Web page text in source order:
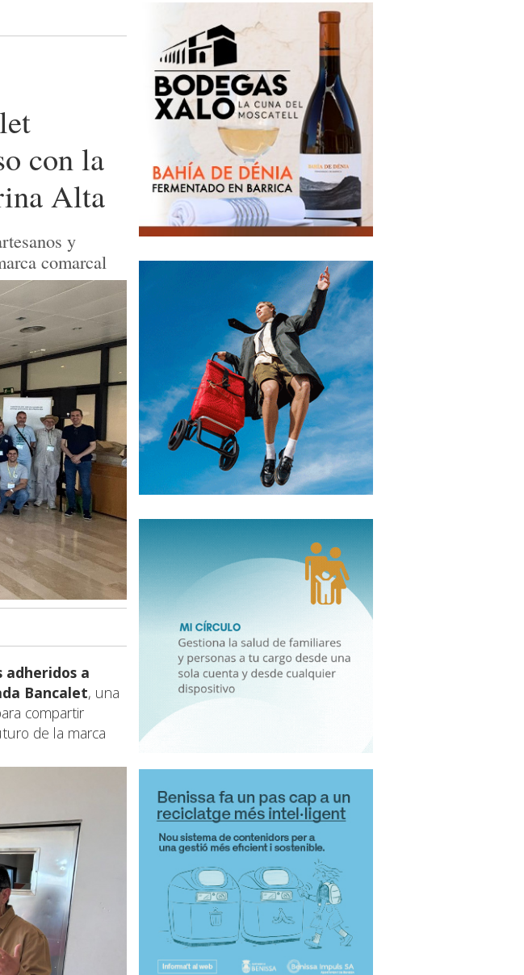
con la
Alta
y
comarcal
a
Bancalet, una
compartir
de la marca